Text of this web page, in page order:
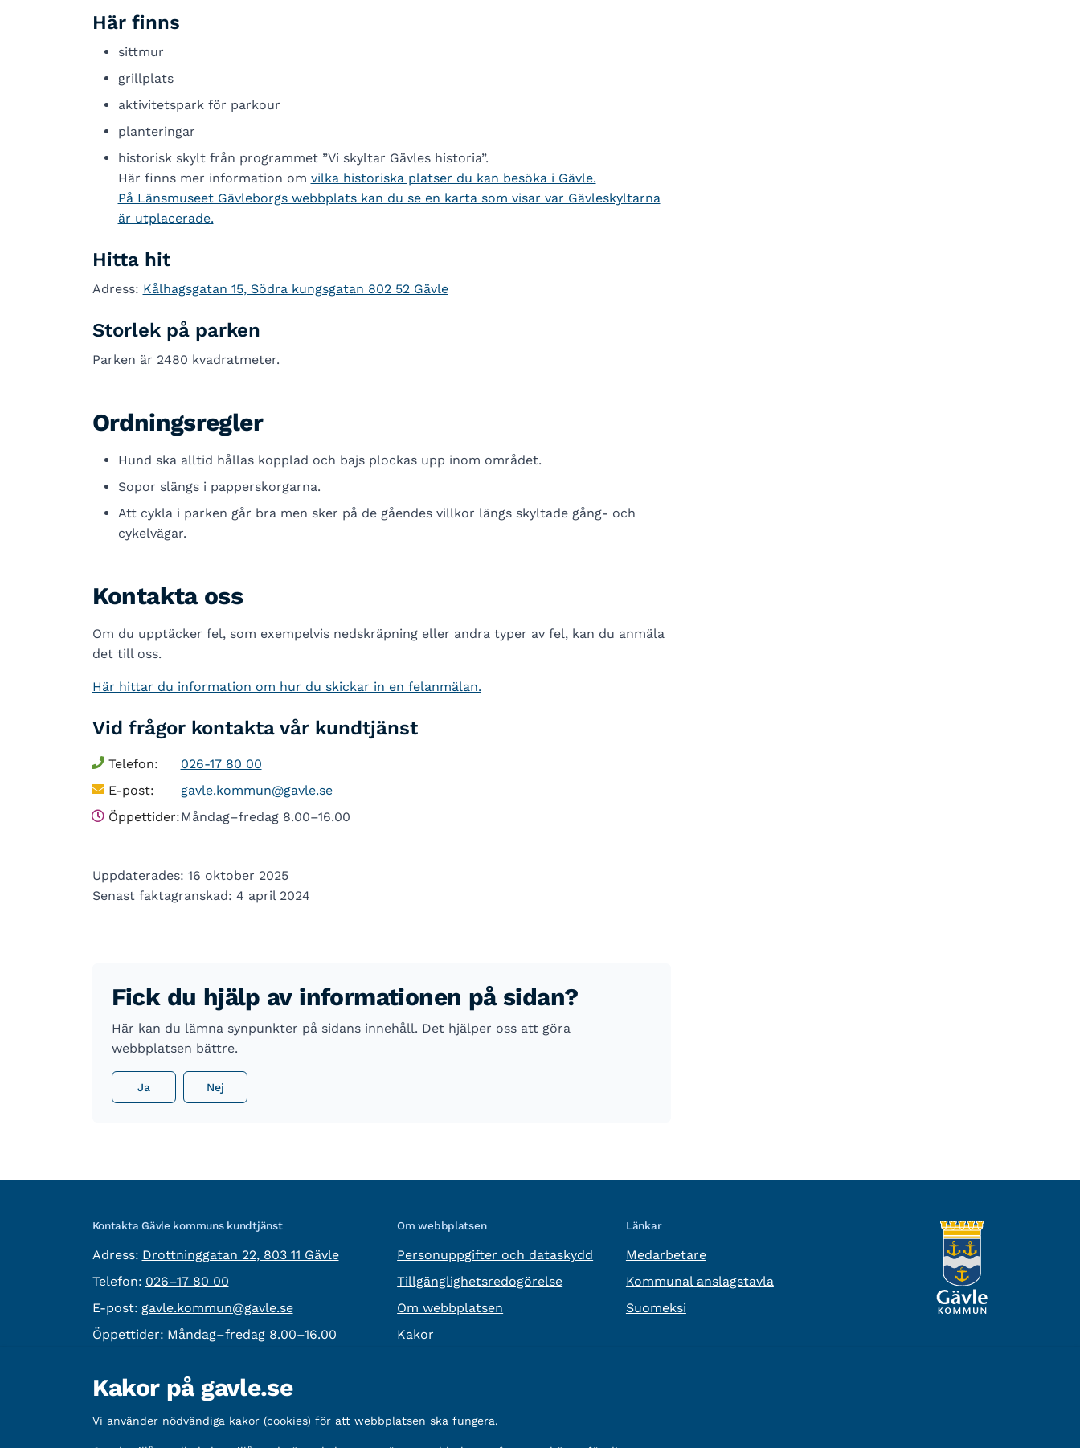
Här finns
sittmur
grillplats
aktivitetspark för parkour
planteringar
historisk skylt från programmet ”Vi skyltar Gävles historia”.
Här finns mer information om vilka historiska platser du kan besöka i Gävle.
På Länsmuseet Gävleborgs webbplats kan du se en karta som visar var Gävleskyltarna
är utplacerade.
Hitta hit
Adress: Kålhagsgatan 15, Södra kungsgatan 802 52 Gävle
Storlek på parken
Parken är 2480 kvadratmeter.
Ordningsregler
Hund ska alltid hållas kopplad och bajs plockas upp inom området.
Sopor slängs i papperskorgarna.
Att cykla i parken går bra men sker på de gåendes villkor längs skyltade gång- och
cykelvägar.
Kontakta oss
Om du upptäcker fel, som exempelvis nedskräpning eller andra typer av fel, kan du anmäla
det till oss.
Här hittar du information om hur du skickar in en felanmälan.
Vid frågor kontakta vår kundtjänst
Telefon:
026-17 80 00
E-post:
gavle.kommun@gavle.se
Öppettider:Måndag–fredag 8.00–16.00
Uppdaterades: 16 oktober 2025
Senast faktagranskad: 4 april 2024
Fick du hjälp av informationen på sidan?
Här kan du lämna synpunkter på sidans innehåll. Det hjälper oss att göra
webbplatsen bättre.
Ja Nej
Kontakta Gävle kommuns kundtjänst
Adress: besöksadress:
Drottninggatan 22, 803 11 Gävle
Telefon: Telefon:
026–17 80 00
E-post: E-post:
gavle.kommun@gavle.se
Öppettider: Måndag–fredag 8.00–16.00
Om webbplatsen
Personuppgifter och dataskydd
Tillgänglighetsredogörelse
Om webbplatsen
Kakor
Länkar
Medarbetare
Kommunal anslagstavla
Suomeksi
Övrig information
Organisationsnummer: 212000-2338
Kakor på gavle.se
Vi använder nödvändiga kakor (cookies) för att webbplatsen ska fungera.